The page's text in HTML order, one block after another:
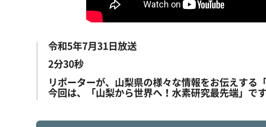
令和5年7月31日放送
2分30秒
リポーターが、山梨県の様々な情報をお伝えする
今回は、「山梨から世界へ！水素研究最先端」です